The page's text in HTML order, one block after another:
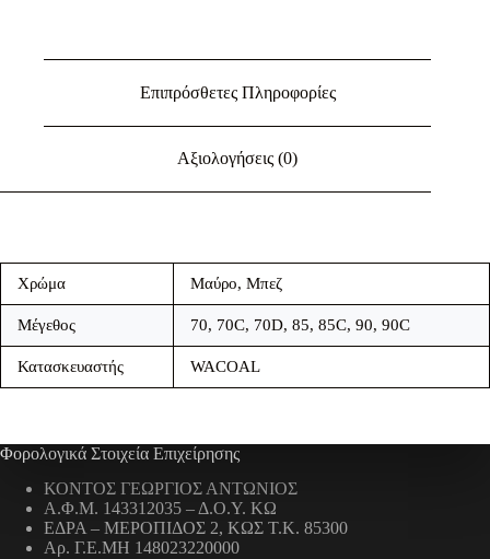
Επιπρόσθετες Πληροφορίες
Αξιολογήσεις (0)
Χρώμα Μαύρο, Μπεζ
Μέγεθος 70, 70C, 70D, 85, 85C, 90, 90C
Κατασκευαστής WACOAL
Φορολογικά Στοιχεία Επιχείρησης
ΚΟΝΤΟΣ ΓΕΩΡΓΙΟΣ ΑΝΤΩΝΙΟΣ
Α.Φ.Μ. 143312035 – Δ.Ο.Υ. ΚΩ
ΕΔΡΑ – ΜΕΡΟΠΙΔΟΣ 2, ΚΩΣ Τ.Κ. 85300
Αρ. Γ.Ε.ΜΗ 148023220000